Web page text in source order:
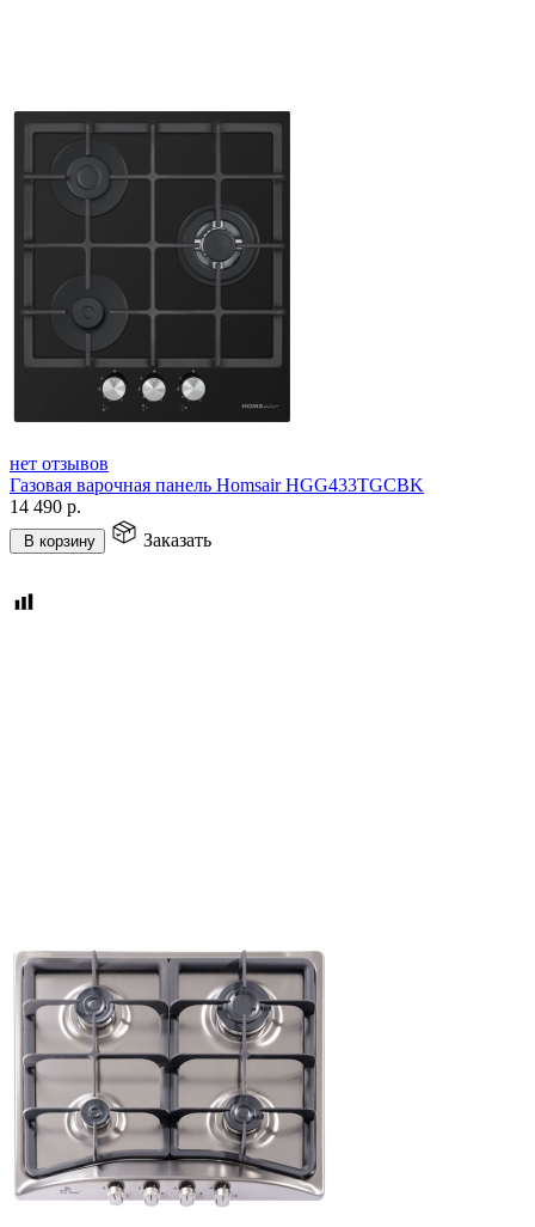
нет отзывов
Газовая варочная панель Homsair HGG433TGCBK
14 490 р.
В корзину Заказать